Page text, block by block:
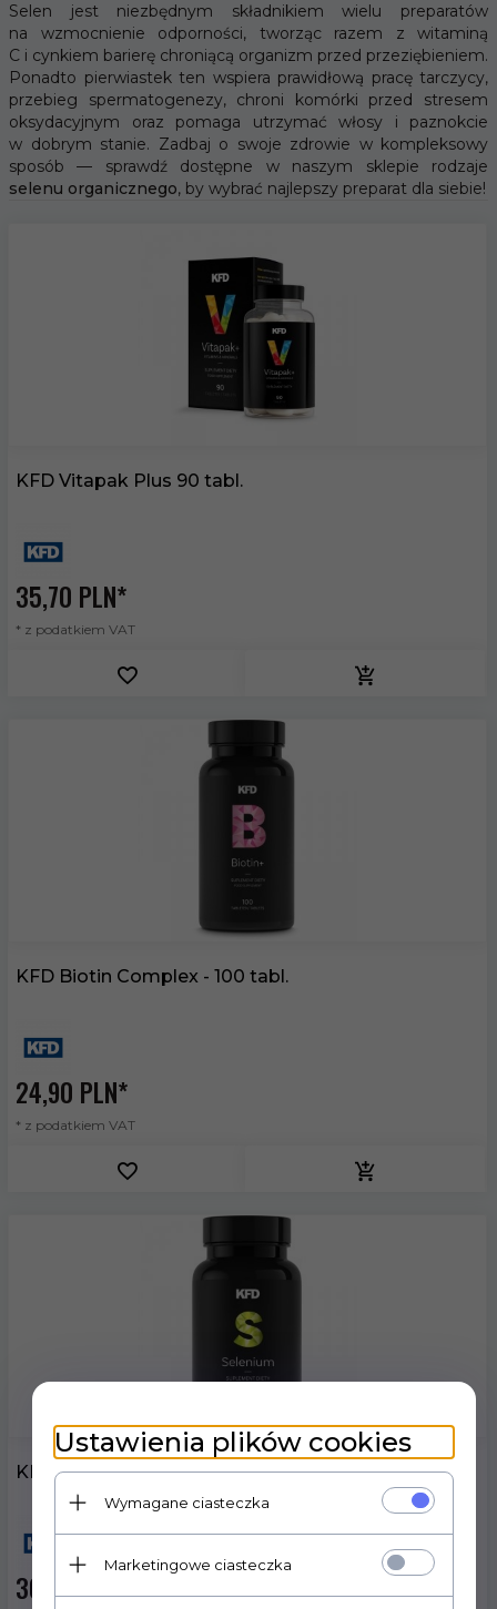
Selen jest niezbędnym składnikiem wielu preparatów
na wzmocnienie odporności, tworząc razem z witaminą
C i cynkiem barierę chroniącą organizm przed przeziębieniem.
Ponadto pierwiastek ten wspiera prawidłową pracę tarczycy,
przebieg spermatogenezy, chroni komórki przed stresem
oksydacyjnym oraz pomaga utrzymać włosy i paznokcie
w dobrym stanie. Zadbaj o swoje zdrowie w kompleksowy
sposób — sprawdź dostępne w naszym sklepie rodzaje
selenu organicznego, by wybrać najlepszy preparat dla siebie!
KFD Vitapak Plus 90 tabl.
35,70 PLN*
* z podatkiem VAT
KFD Biotin Complex - 100 tabl.
24,90 PLN*
* z podatkiem VAT
KFD Selenium 200 tabl. (selen organiczny )
30, 99PLN*
Ustawienia plików cookies
Wymagane ciasteczka
Marketingowe ciasteczka